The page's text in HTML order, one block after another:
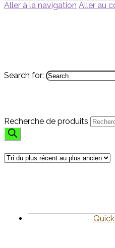
Aller à la navigation Aller au
Search for:
Recherche de produits
SUPPORT